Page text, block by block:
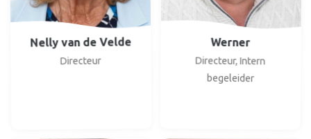
Nelly van de Velde
Directeur
Werner
Directeur, Intern
begeleider